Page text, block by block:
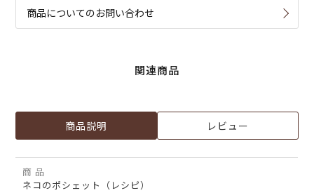
商品についてのお問い合わせ
関連商品
商品説明 レビュー
商 品
ネコのポシェット（レシピ）